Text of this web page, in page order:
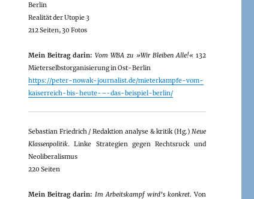
Berlin
Realität der Utopie 3
212 Seiten, 30 Fotos
Mein Beitrag darin: Vom WBA zu »Wir Bleiben Alle!«132
Mieterselbstorganisierung in Ost-Berlin
https://peter-nowak-journalist.de/mieterkampfe-vom-
kaiserreich-bis-heute-–-das-beispiel-berlin/
Sebastian Friedrich / Redaktion analyse & kritik (Hg.) Neue
Klassenpolitik. Linke Strategien gegen Rechtsruck und
Neoliberalismus
220 Seiten
Mein Beitrag darin: Im Arbeitskampf wird’s konkret. Von